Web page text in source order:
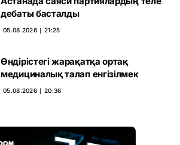
дебаты басталды
05.08.2026 ∣ 21:25
Өндірістегі жарақатқа ортақ
медициналық талап енгізілмек
05.08.2026 ∣ 20:36